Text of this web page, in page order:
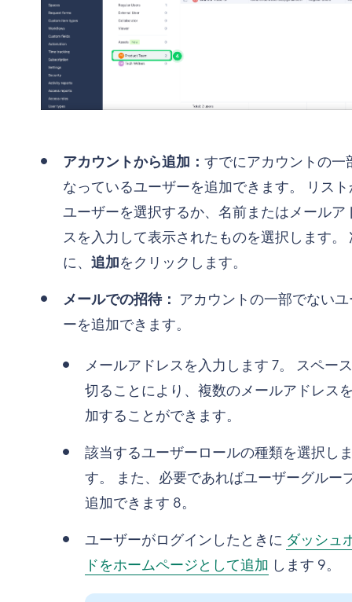
アカウントから追加： すでにアカウントの一
なっているユーザーを追加できます。 リス
ユーザーを選択するか、名前またはメールア
スを入力して表示されたものを選択します。
に、 追加をクリックします。
メールでの招待： アカウントの一部でない
ーを追加できます。
メールアドレスを入力します 7。 スペー
切ることにより、複数のメールアドレス
加することができます。
該当するユーザーロールの種類を選択し
す。 また、必要であればユーザーグルー
追加できます 8。
ユーザーがログインしたときに ダッシュ
ドをホームページとして追加 します 9。